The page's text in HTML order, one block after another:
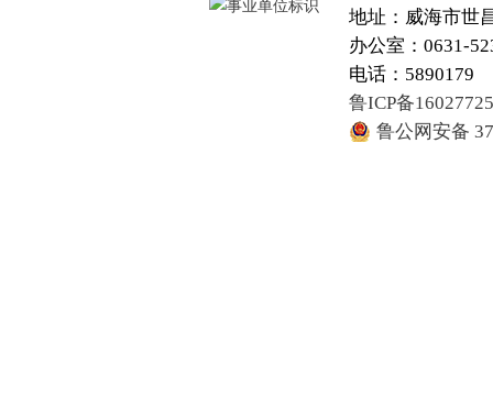
地址：威海市世
办公室：0631-
电话：5890179
鲁ICP备
鲁公网安备